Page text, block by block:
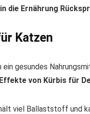
die Ernährung
Katzen
gesundes
von Kürbis für
viel Ballaststoff und